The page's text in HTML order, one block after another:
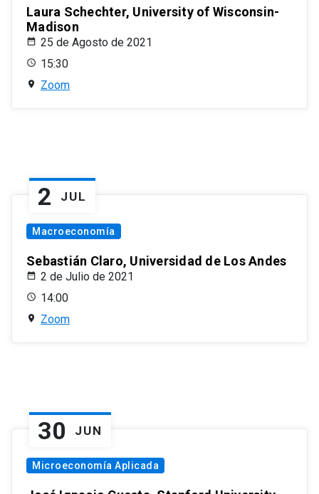
Laura Schechter, University of Wisconsin-
Madison
25 de Agosto de 2021
15:30
Zoom
2 JUL
Macroeconomía
Sebastián Claro, Universidad de Los Andes
2 de Julio de 2021
14:00
Zoom
30 JUN
Microeconomía Aplicada